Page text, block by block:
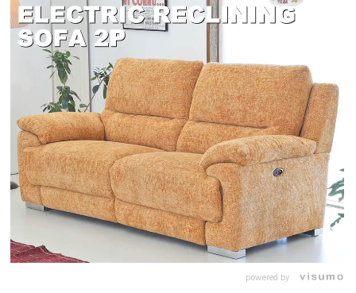
通常時｜個性的で重厚な佇まい
電動リクライニング機能を差し置いても、個性的で重厚な佇まいの
2シーター。傾斜のついた肘掛けが生み出す開放感が心地よく、使
U
n
L
powered by